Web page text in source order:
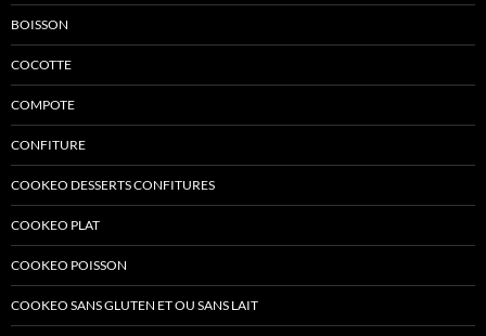
BOISSON
COCOTTE
COMPOTE
CONFITURE
COOKEO DESSERTS CONFITURES
COOKEO PLAT
COOKEO POISSON
COOKEO SANS GLUTEN ET OU SANS LAIT